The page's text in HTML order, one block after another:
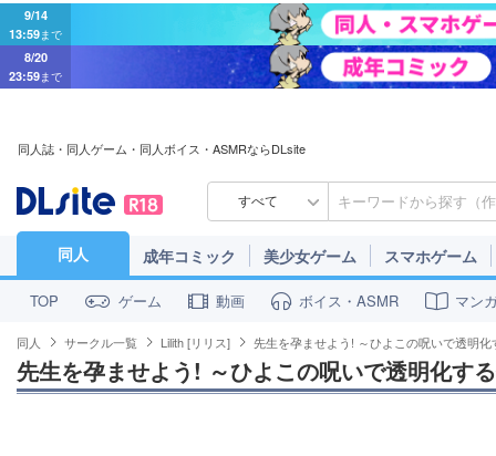
9/14
13:59まで
8/20
23:59まで
同人誌・同人ゲーム・同人ボイス・ASMRならDLsite
すべて
同人 成年コミック 美少女ゲーム スマホゲーム
TOP ゲーム 動画 ボイス・ASMR マン
同人 サークル一覧 Lilith [リリス] 先生を孕ませよう! ～ひよこの呪いで透明化
先生を孕ませよう! ～ひよこの呪いで透明化す